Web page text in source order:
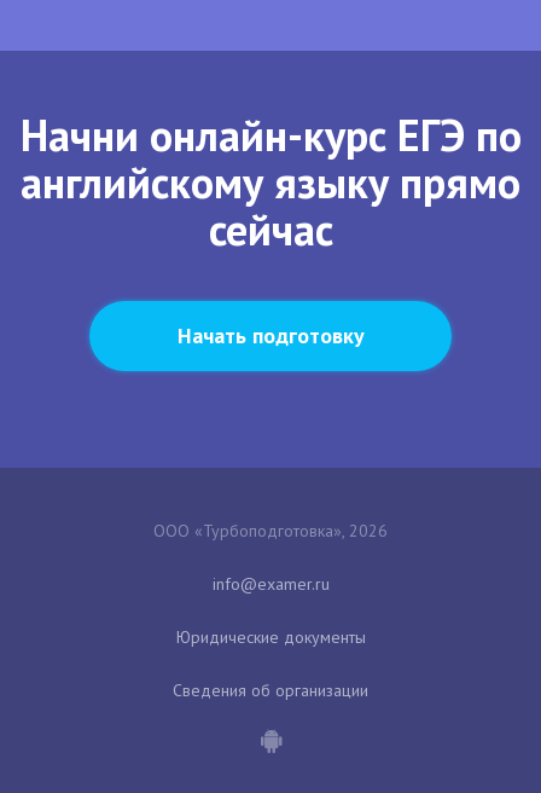
Начни онлайн-курс ЕГЭ по
английскому языку прямо
сейчас
Начать подготовку
ООО «Турбоподготовка», 2026
Юридические документы
Сведения об организации